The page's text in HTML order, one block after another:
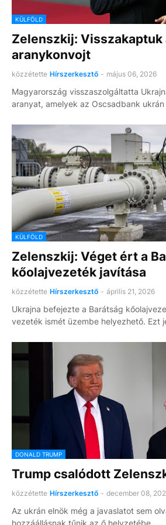
KÜLFÖLD
Zelenszkij: Visszakaptuk
aranykonvojt
közzétette Hírszerkesztő - május 06, 2026
Magyarország visszaszolgáltatta
aranyat, amelyek az Oscsadbank
KÜLFÖLD
Zelenszkij: Véget ért a
kőolajvezeték javítása
közzétette Hírszerkesztő - április 21, 2026
Ukrajna befejezte a Barátság
vezeték ismét üzembe helyezhető. Ezt
DONALD TRUMP
Trump csalódott
közzétette Hírszerkesztő - december 08,
Az ukrán elnök még a javaslatot sem
hozzáállásnak tűnik az ő helyzetébe…